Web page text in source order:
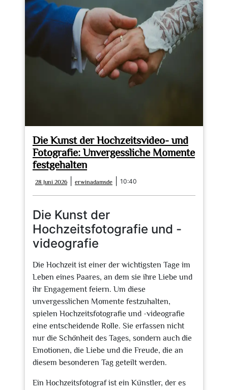
Informationen
Die Kunst der Hochzeitsvideo- und
Fotografie: Unvergessliche Momente
festgehalten
28 Juni 2026
Juni
2026
erwinadamsde erwinadamsde
10:40
Die Kunst der
Hochzeitsfotografie und -
videografie
Die Hochzeit ist einer der wichtigsten Tage im
Leben eines Paares, an dem sie ihre Liebe und
ihr Engagement feiern. Um diese
unvergesslichen Momente festzuhalten,
spielen Hochzeitsfotografie und -videografie
eine entscheidende Rolle. Sie erfassen nicht
nur die Schönheit des Tages, sondern auch die
Emotionen, die Liebe und die Freude, die an
diesem besonderen Tag geteilt werden.
Ein Hochzeitsfotograf ist ein Künstler, der es